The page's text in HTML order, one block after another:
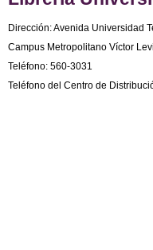
Dirección: Avenida Universidad
Campus Metropolitano Víctor
Teléfono: 560-3031
Teléfono del Centro de